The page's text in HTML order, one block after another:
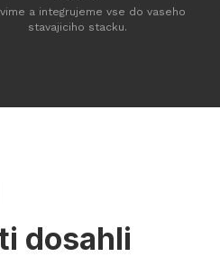
a integrujeme vse do vaseho
stavajiciho stacku.
dosahli